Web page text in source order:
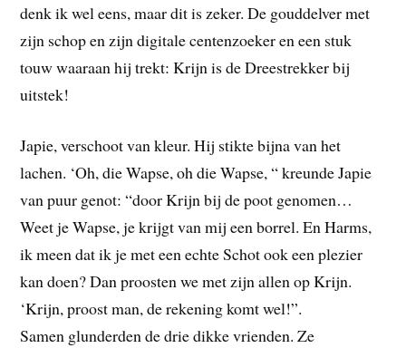
denk ik wel eens, maar dit is zeker. De gouddelver met
zijn schop en zijn digitale centenzoeker en een stuk
touw waaraan hij trekt: Krijn is de Dreestrekker bij
uitstek!
Japie, verschoot van kleur. Hij stikte bijna van het
lachen. ‘Oh, die Wapse, oh die Wapse, “ kreunde Japie
van puur genot: “door Krijn bij de poot genomen…
Weet je Wapse, je krijgt van mij een borrel. En Harms,
ik meen dat ik je met een echte Schot ook een plezier
kan doen? Dan proosten we met zijn allen op Krijn.
‘Krijn, proost man, de rekening komt wel!”.
Samen glunderden de drie dikke vrienden. Ze